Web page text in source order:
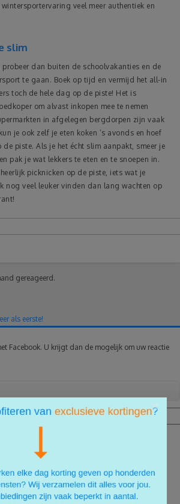
veel meer authentiek en
slim
dan buiten de schoolvakanties en de
te gaan. Boek op tijd en vermijd het all-in
toch de hele dag op de piste! Het is
om alvast inkopen mee te nemen
in afgelegen bergdorpen zijn vaak
je ook zelf je eten koken ’s avonds en hoef
de piste. Als je het écht slim aanpakt, smeer je
pak je wat lekkers te eten en te snoepen in.
picknicken op de piste, iets wat je
nog veel leuker vinden dan lang wachten op
gereageerd.
als eerste!
Facebook. U krijgt dan de mogelijk om uw reactie
reactie Reactie plaatsen
×